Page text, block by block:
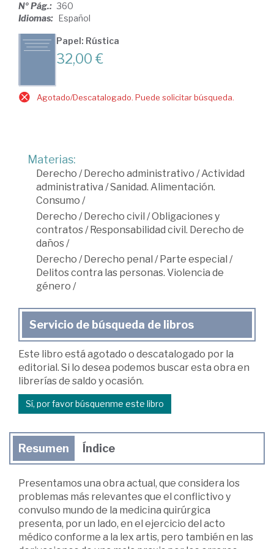
Nº Pág.: 360
Idiomas: Español
Papel: Rústica
32,00 €
Agotado/Descatalogado. Puede solicitar búsqueda.
Materias:
Derecho / Derecho administrativo /Actividad
administrativa /Sanidad. Alimentación.
Consumo /
Derecho / Derecho civil /Obligaciones y
contratos/ Responsabilidad civil. Derecho de
daños/
Derecho / Derecho penal / Parte especial /
Delitos contra las personas. Violencia de
género /
Servicio de búsqueda de libros
Este libro está agotado o descatalogado por la
editorial. Si lo desea podemos buscar esta obra en
librerías de saldo y ocasión.
Sí, por favor búsquenme este libro
Resumen Índice
Presentamos una obra actual, que considera los
problemas más relevantes que el conflictivo y
convulso mundo de la medicina quirúrgica
presenta, por un lado, en el ejercicio del acto
médico conforme a la lex artis, pero también en las